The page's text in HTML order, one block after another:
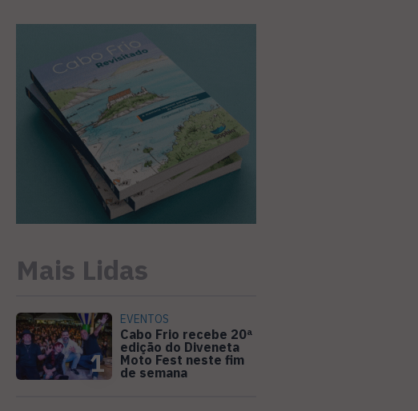
Mais Lidas
1
EVENTOS
Cabo Frio recebe 20ª
edição do Diveneta
Moto Fest neste fim
de semana